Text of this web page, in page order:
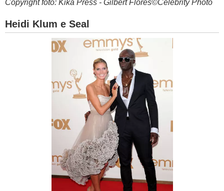
Copyright foto: Kika Press - Gilbert Flores©Celebrity Photo
Heidi Klum e Seal